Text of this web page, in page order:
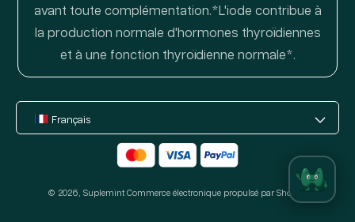
avant toute complémentation.*L'iode contribue à
la production normale d'hormones thyroïdiennes
et à une fonction thyroïdienne normale*.
Français
Moyens
paiement
© 2026, Suplemint Commerce électronique propulsé par Shopify